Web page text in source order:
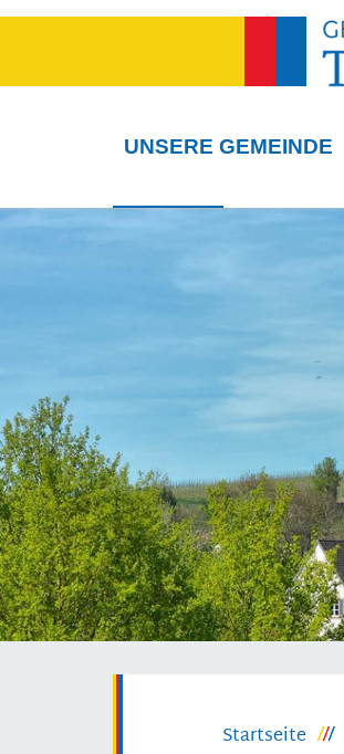
UNSERE GEMEINDE
Startseite